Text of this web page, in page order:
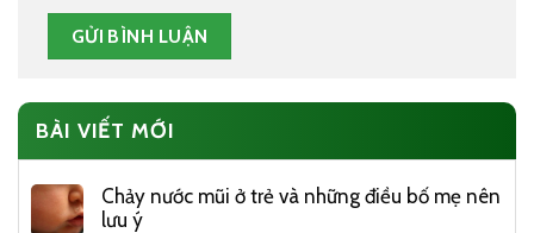
BÀI VIẾT MỚI
Chảy nước mũi ở trẻ và những điều bố mẹ nên
lưu ý